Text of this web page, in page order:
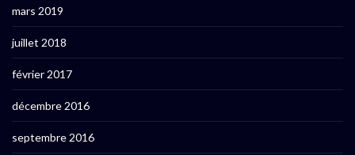
mars 2019
juillet 2018
février 2017
décembre 2016
septembre 2016